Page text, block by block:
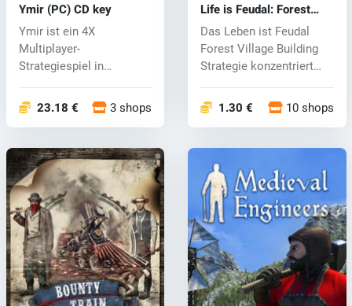
Ymir (PC) CD key
Ymir ist ein 4X
Multiplayer-
Strategiespiel in
Builder...
23.18 € 3 shops
Life is Feudal: Forest
Village (PC) CD key
Das Leben ist Feudal
Forest Village Building
Strategie konzentriert
1.30 € 10 shops